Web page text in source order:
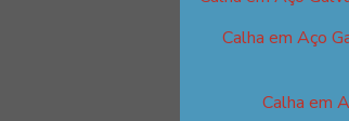
Calha em Aço
Calha em